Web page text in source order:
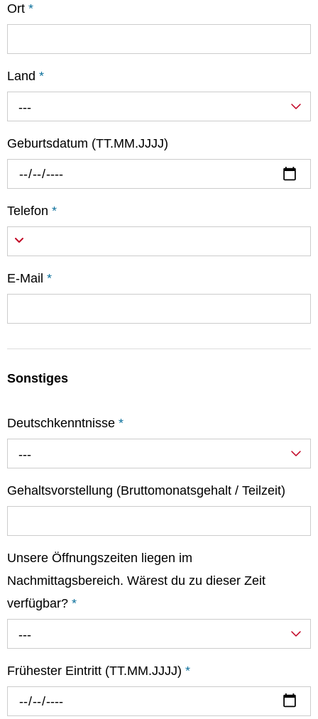
Ort *
Land *
---
Geburtsdatum (TT.MM.JJJJ)
Telefon *
E-Mail *
Sonstiges
Deutschkenntnisse *
---
Gehaltsvorstellung (Bruttomonatsgehalt / Teilzeit)
Unsere Öffnungszeiten liegen im
Nachmittagsbereich. Wärest du zu dieser Zeit
verfügbar? *
---
Frühester Eintritt (TT.MM.JJJJ) *